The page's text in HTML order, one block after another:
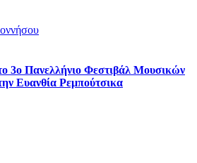
3ο Πανελλήνιο Φεστιβάλ Μουσικών
Ευανθία Ρεμπούτσικα